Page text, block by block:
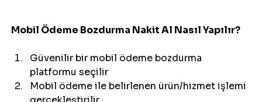
Mobil Ödeme Bozdurma Nakit Al Nasıl Yapılır?
Güvenilir bir mobil ödeme bozdurma
platformu seçilir
Mobil ödeme ile belirlenen ürün/hizmet işlemi